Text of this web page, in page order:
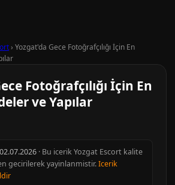
› Yozgat'da Gece Fotoğrafçılığı İçin En
Fotoğrafçılığı İçin En
ve Yapılar
02.07.2026 · Bu icerik Yozgat Escort kalite
gecirilerek yayinlanmistir.Icerik